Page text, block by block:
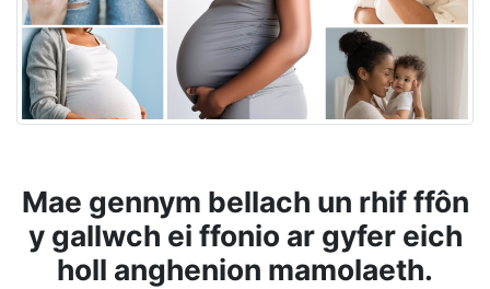
Mae gennym bellach un rhif ffôn
y gallwch ei ffonio ar gyfer eich
holl anghenion mamolaeth.